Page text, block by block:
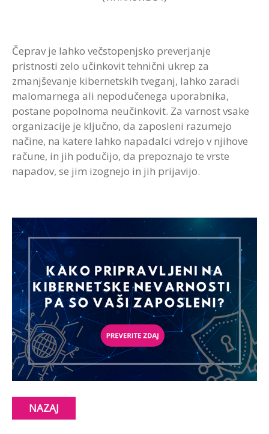
Čeprav je lahko večstopenjsko preverjanje
pristnosti zelo učinkovit tehnični ukrep za
zmanjševanje kibernetskih tveganj, lahko zaradi
malomarnega ali nepodučenega uporabnika,
postane popolnoma neučinkovit. Za varnost vsake
organizacije je ključno, da zaposleni razumejo
načine, na katere lahko napadalci vdrejo v njihove
račune, in jih podučijo, da prepoznajo te vrste
napadov, se jim izognejo in jih prijavijo.
NAZAJ